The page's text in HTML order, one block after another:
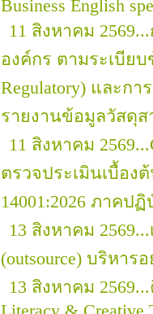
Business English
11 สิงหาคม
องค์กร ตามระเบีย
Regulatory) และก
รายงานข้อมูลวัสดุ
11 สิงหาคม
ตรวจประเมินเบื้อง
14001:2026 ภาคป
13 สิงหาคม
(outsource) บริหาร
13 สิงหาคม